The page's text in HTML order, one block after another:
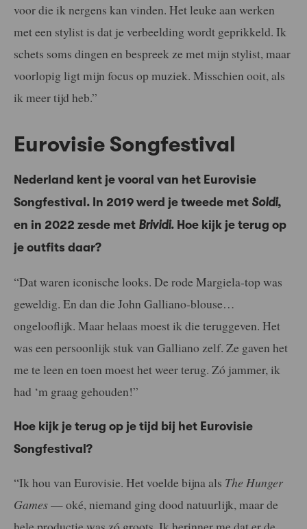
voor die ik nergens kan vinden. Het leuke aan werken
met een stylist is dat je verbeelding wordt geprikkeld. Ik
schets soms dingen en bespreek ze met mijn stylist, maar
voorlopig ligt mijn focus op muziek. Misschien ooit, als
ik meer tijd heb.”
Eurovisie Songfestival
Nederland kent je vooral van het Eurovisie
Songfestival. In 2019 werd je tweede met Soldi,
en in 2022 zesde met Brividi. Hoe kijk je terug op
je outfits daar?
“Dat waren iconische looks. De rode Margiela-top was
geweldig. En dan die John Galliano-blouse…
ongelooflijk. Maar helaas moest ik die teruggeven. Het
was een persoonlijk stuk van Galliano zelf. Ze gaven het
me te leen en toen moest het weer terug. Zó jammer, ik
had ‘m graag gehouden!”
Hoe kijk je terug op je tijd bij het Eurovisie
Songfestival?
“Ik hou van Eurovisie. Het voelde bijna als The Hunger
Games— oké, niemand ging dood natuurlijk, maar de